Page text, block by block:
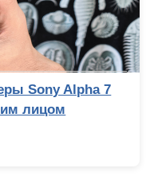
Sony Alpha 7
лицом